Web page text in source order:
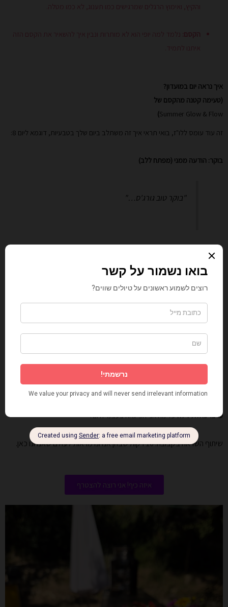
והקיץ, ואימוץ הרגלים שמרגישים כמו תענוג, לא כמו מטלה.
הקסם: נלמד למה יופי הוא לא מותרות ונבין איך להשאיר את הקסם הזה
איתנו לתמיד.
איך נראה יום במועדון?
(טעימה קטנה מהקסם של
Summer Glow & Flow
)
זה עוד עומס ללו"ז, בואי תראי איך זה משתלב ביום שלך בטבעיות, דוגמא ליום 8:
בוקר: הודעה ממני (מפתח ללב)
"בוקר טוב גורג'ס…"
פעולה קטנה (בחרי אחת):
לכתוב 10 דקות ב-Flow בלי למחוק.
להעלות סטורי ספונטני שלא ניסית להרשים בו.
להגיד בקול משהו שאת בדרך כלל בולעת.
מנסה להגיד לך.
ערב: שאלת לילהעל מה אני הכי גאה בעצמי היום?
שיתוף השראה בקבוצה: 10 דקות שבהן אנחנו מראות לעולם שאנחנו כאן.
איזה כיף! אני רוצה להצטרף